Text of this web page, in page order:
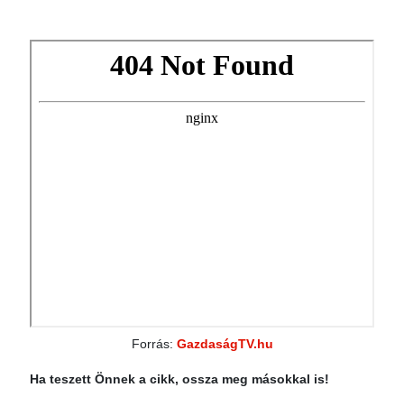
Forrás: GazdaságTV.hu
Ha teszett Önnek a cikk, ossza meg másokkal is!